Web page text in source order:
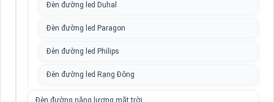
Đèn đường led Duhal
Đèn đường led Paragon
Đèn đường led Philips
Đèn đường led Rạng Đông
Đèn đường năng lượng mặt trời